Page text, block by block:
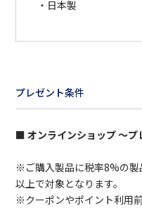
・日本製
プレゼント条件
■ オンラインショップ ～プ
※ご購入製品に税率8%の
以上で対象となります。
※クーポンやポイント利用